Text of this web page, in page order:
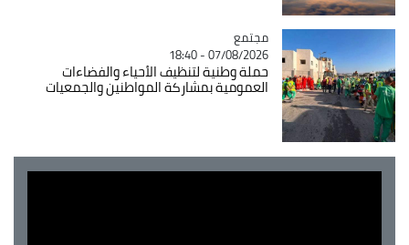
Catégorie
مجتمع
07/08/2026 - 18:40
حملة وطنية لتنظيف الأحياء والفضاءات
العمومية بمشاركة المواطنين والجمعيات